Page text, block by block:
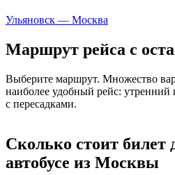
Ульяновск — Москва
Маршрут рейса с
Выберите маршрут. Множество
наиболее удобный рейс:
с пересадками.
Сколько стоит билет
автобусе из Москвы